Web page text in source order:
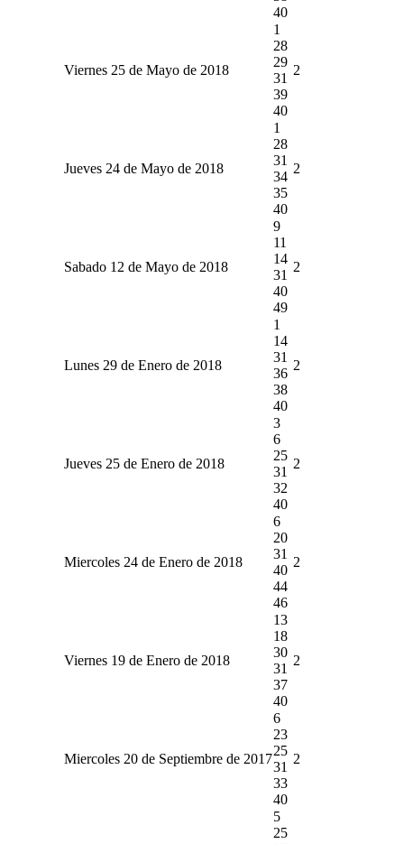
40
Viernes 25 de Mayo de 2018
1
28
29
31
39
40
2
Jueves 24 de Mayo de 2018
1
28
31
34
35
40
2
Sabado 12 de Mayo de 2018
9
11
14
31
40
49
2
Lunes 29 de Enero de 2018
1
14
31
36
38
40
2
Jueves 25 de Enero de 2018
3
6
25
31
32
40
2
Miercoles 24 de Enero de 2018
6
20
31
40
44
46
2
Viernes 19 de Enero de 2018
13
18
30
31
37
40
2
Miercoles 20 de Septiembre de 2017
6
23
25
31
33
40
2
5
25